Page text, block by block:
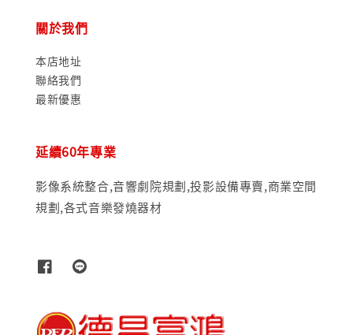
關於我們
本店地址
聯絡我們
最新優惠
延續60年專業
影像系統整合,音響劇院規劃,投影設備專賣,商業空間
規劃,各式音樂發燒器材